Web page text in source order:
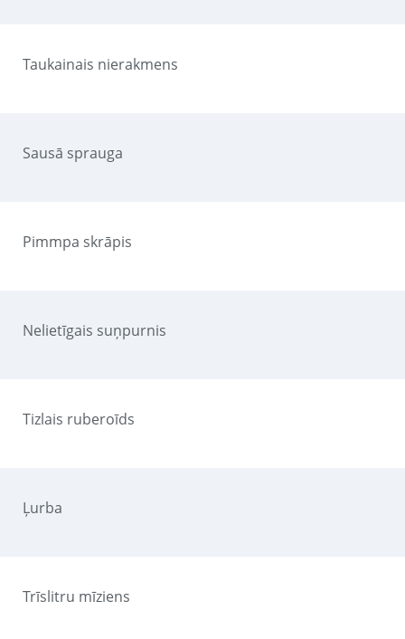
Taukainais nierakmens
Sausā sprauga
Pimmpa skrāpis
Nelietīgais suņpurnis
Tizlais ruberoīds
Ļurba
Trīslitru mīziens